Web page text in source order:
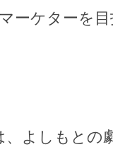
ーケターを
よしもとの